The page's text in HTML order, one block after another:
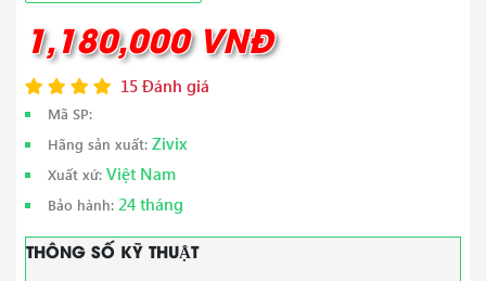
1,180,000 VNĐ
15 Đánh giá
Mã SP:
Hãng sản xuất: Zivix
Xuất xứ: Việt Nam
Bảo hành: 24 tháng
THÔNG SỐ KỸ THUẬT